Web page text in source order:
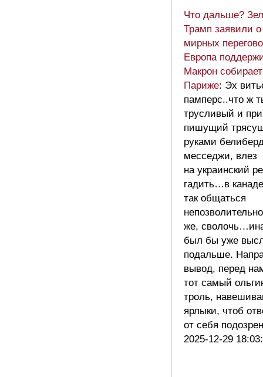
Что дальше?
Трамп заявили
мирных
Европа
Макрон
Париже: Эх
памперс..что ж
трусливый и
пишущий
руками
месседжи, влез
на украинский
гадить…в канаде
так общаться
же,
был бы уже
подальше.
вывод, перед
тот самый
троль,
ярлыки, чтоб
от себя
2025-12-29